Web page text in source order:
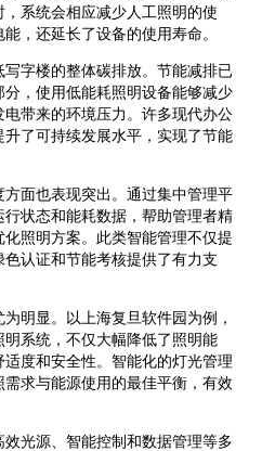
系统会相应减少人工照明的使
，还延长了设备的使用寿命。
字楼的整体碳排放。节能减排已
，使用低能耗照明设备能够减少
带来的环境压力。许多现代办公
了可持续发展水平，实现了节能
面也表现突出。通过集中管理平
状态和能耗数据，帮助管理者精
照明方案。此类智能管理不仅提
认证和节能考核提供了有力支
明显。以上海复旦软件园为例，
系统，不仅大幅降低了照明能
度和安全性。智能化的灯光管理
求与能源使用的最佳平衡，有效
光源、智能控制和数据管理等多